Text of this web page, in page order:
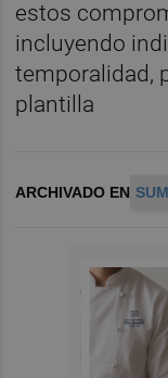
estos
incluyendo
temporalidad,
plantilla
ARCHIVADO EN